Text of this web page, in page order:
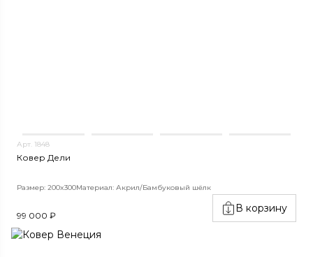
Арт. 1848
Ковер Дели
Размер: 200x300Материал: Акрил/Бамбуковый шёлк
99 000 ₽
В корзину